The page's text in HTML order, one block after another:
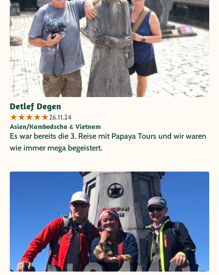
Detlef Degen
★★★★★26.11.24
Asien/Kambodscha & Vietnam
Es war bereits die 3. Reise mit Papaya Tours und wir waren
wie immer mega begeistert.